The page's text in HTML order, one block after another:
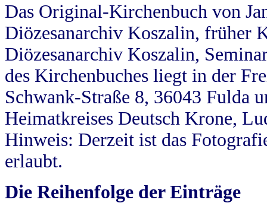
Das Original-Kirchenbuch von
Diözesanarchiv Koszalin, früher
Diözesanarchiv Koszalin,
des Kirchenbuches liegt in der
Schwank-Straße 8, 36043 Fulda
Heimatkreises Deutsch Krone,
Hinweis: Derzeit ist das
erlaubt.
Die Reihenfolge der Einträge